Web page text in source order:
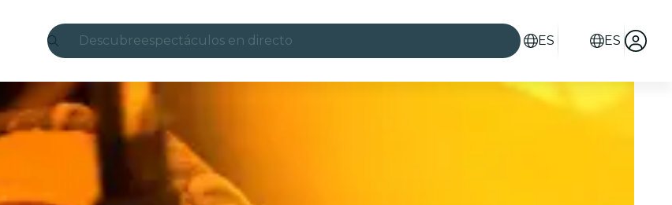
Descubreespectáculos en directo
candlelight
Londres
experiencias y ciudades
ES ES